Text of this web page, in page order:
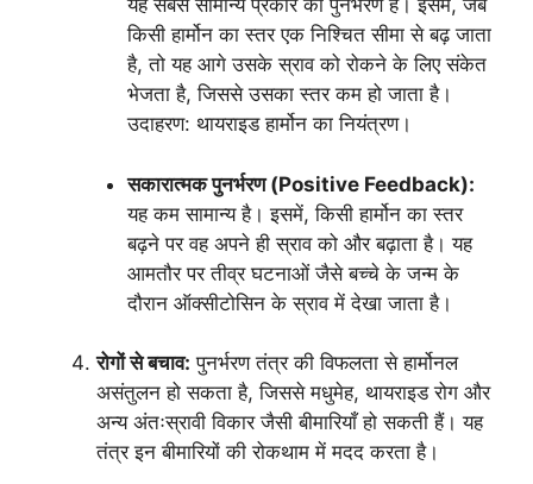
यह सबसे सामान्य प्रकार का पुनर्भरण है। इसमें, जब
किसी हार्मोन का स्तर एक निश्चित सीमा से बढ़ जाता
है, तो यह आगे उसके स्राव को रोकने के लिए संकेत
भेजता है, जिससे उसका स्तर कम हो जाता है।
उदाहरण: थायराइड हार्मोन का नियंत्रण।
सकारात्मक पुनर्भरण (Positive Feedback):
यह कम सामान्य है। इसमें, किसी हार्मोन का स्तर
बढ़ने पर वह अपने ही स्राव को और बढ़ाता है। यह
आमतौर पर तीव्र घटनाओं जैसे बच्चे के जन्म के
दौरान ऑक्सीटोसिन के स्राव में देखा जाता है।
रोगों से बचाव: पुनर्भरण तंत्र की विफलता से हार्मोनल
असंतुलन हो सकता है, जिससे मधुमेह, थायराइड रोग और
अन्य अंतःस्रावी विकार जैसी बीमारियाँ हो सकती हैं। यह
तंत्र इन बीमारियों की रोकथाम में मदद करता है।